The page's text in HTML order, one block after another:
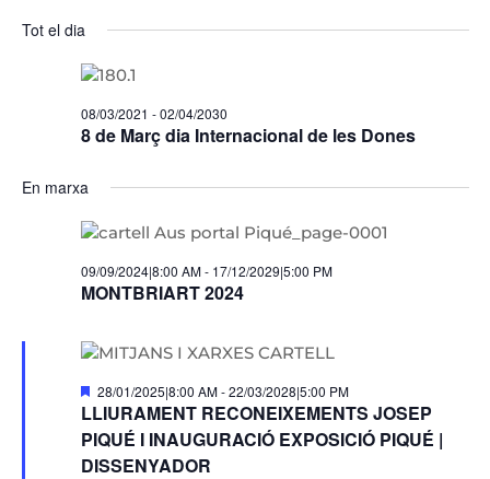
una
Tot el dia
8 de Març dia Internacional de les Dones
08/03/2021 -02/04/2030
En marxa
MONTBRIART 2024
09/09/2024|8:00 AM- 17/12/2029|5:00 PM
LLIURAMENT RECONEIXEMENTS JOSEP
PIQUÉ I INAUGURACIÓ EXPOSICIÓ PIQUÉ |
DISSENYADOR
Destacats
28/01/2025|8:00 AM-22/03/2028|5:00 PM